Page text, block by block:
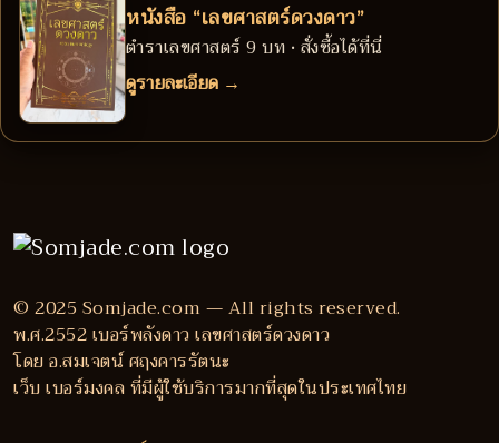
หนังสือ “เลขศาสตร์ดวงดาว”
ตำราเลขศาสตร์ 9 บท • สั่งซื้อได้ที่นี่
ดูรายละเอียด →
© 2025 Somjade.com — All rights reserved.
พ.ศ.2552 เบอร์พลังดาว เลขศาสตร์ดวงดาว
โดย อ.สมเจตน์ ศฤงคารรัตนะ
เว็บ เบอร์มงคล ที่มีผู้ใช้บริการมากที่สุดในประเทศไทย